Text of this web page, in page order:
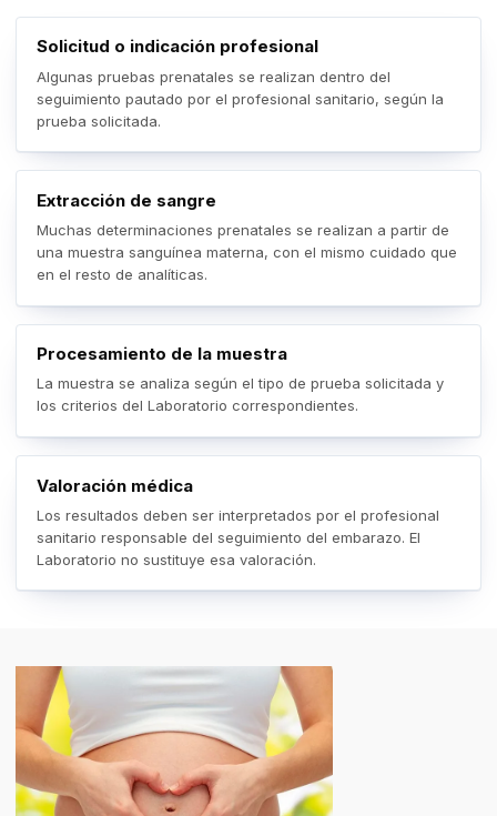
Solicitud o indicación profesional
Algunas pruebas prenatales se realizan dentro del
seguimiento pautado por el profesional sanitario, según la
prueba solicitada.
Extracción de sangre
Muchas determinaciones prenatales se realizan a partir de
una muestra sanguínea materna, con el mismo cuidado que
en el resto de analíticas.
Procesamiento de la muestra
La muestra se analiza según el tipo de prueba solicitada y
los criterios del Laboratorio correspondientes.
Valoración médica
Los resultados deben ser interpretados por el profesional
sanitario responsable del seguimiento del embarazo. El
Laboratorio no sustituye esa valoración.